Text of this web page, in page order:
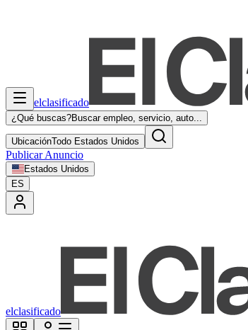
elclasificado
¿Qué buscas?Buscar empleo, servicio, auto...
UbicaciónTodo Estados Unidos
Publicar Anuncio
Estados Unidos
ES
elclasificado